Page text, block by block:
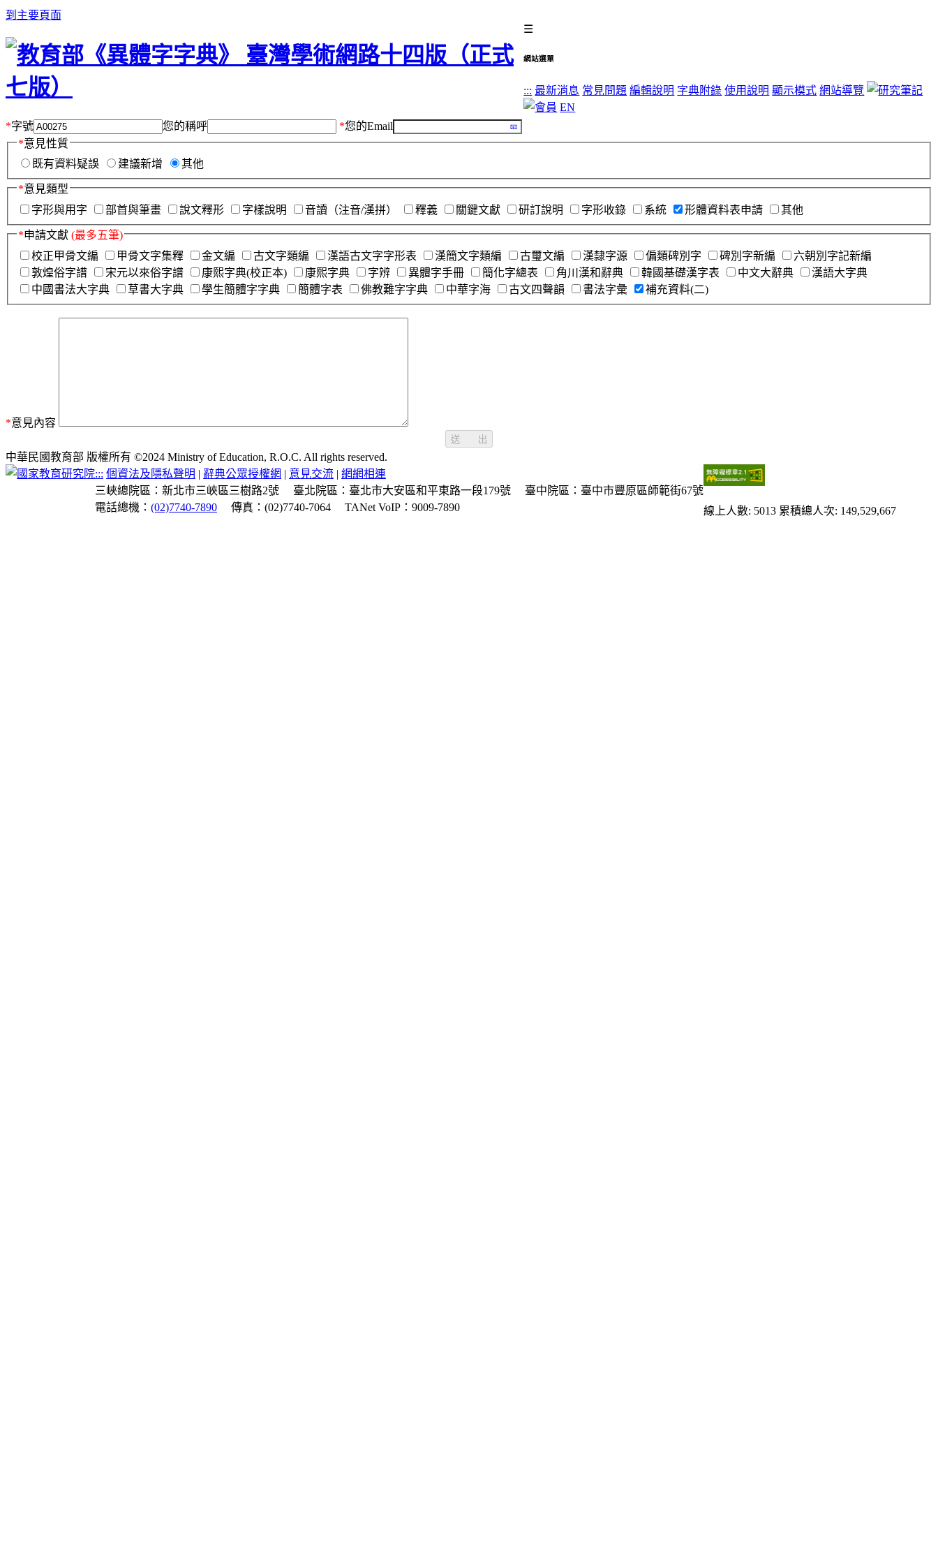
到主要頁面
☰
網站選單
::: 最新消息 常見問題 編輯說明 字典附錄 使用說明 顯示模式 網站導覽
EN
*字號 您的稱呼 *您的Email
*意見性質
既有資料疑誤
建議新增 其他
*意見類型
字形與用字
部首與筆畫 說文釋形 字樣說明 音讀（注音/漢拼） 釋義 關鍵文獻 研訂說明 字形收錄 系統 形體資料表申請 其他
*申請文獻 (最多五筆)
校正甲骨文編
甲骨文字集釋 金文編 古文字類編 漢語古文字字形表 漢簡文字類編 古璽文編 漢隸字源 偏類碑別字 碑別字新編
六朝別字記新編
敦煌俗字譜
宋元以來俗字譜 康熙字典(校正本) 康熙字典 字辨 異體字手冊 簡化字總表 角川漢和辭典 韓國基礎漢字表 中文大辭典
漢語大字典
中國書法大字典
草書大字典 學生簡體字字典 簡體字表 佛教難字字典 中華字海 古文四聲韻 書法字彙 補充資料(二)
*意見內容
送 出
中華民國教育部 版權所有 ©2024 Ministry of Education, R.O.C. All rights reserved.
::: 個資法及隱私聲明 | 辭典公眾授權網 | 意見交流 | 網網相連
三峽總院區：新北市三峽區三樹路2號
臺北院區：臺北市大安區和平東路一段179號
臺中院區：臺中市豐原區師範街67號
電話總機： (02)7740-7890 傳真：(02)7740-7064 TANet VoIP：9009-7890 線上人數: 5013 累積總人次: 149,529,667